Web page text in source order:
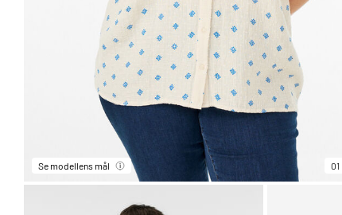
Se modellens mål 01